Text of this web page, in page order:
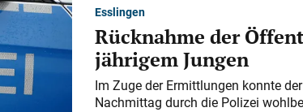
Esslingen
Rücknahme der
jährigem Jungen
Im Zuge der Ermittlungen konnte
Nachmittag durch die Polizei